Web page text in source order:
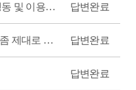
어린이대공원 내 특정 집단의 단체 행동 및 이용객 위협 행위에 대한 단속 요청 답변완료
광진구 어린이대공원 물놀이장 관리 좀 제대로 해주세요 답변완료
답변완료